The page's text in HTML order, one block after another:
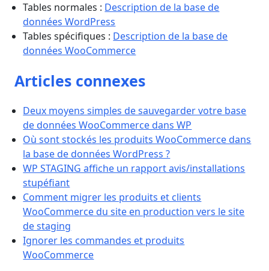
Tables normales : Description de la base de
données WordPress
Tables spécifiques : Description de la base de
données WooCommerce
Articles connexes
Deux moyens simples de sauvegarder votre base
de données WooCommerce dans WP
Où sont stockés les produits WooCommerce dans
la base de données WordPress ?
WP STAGING affiche un rapport avis/installations
stupéfiant
Comment migrer les produits et clients
WooCommerce du site en production vers le site
de staging
Ignorer les commandes et produits
WooCommerce